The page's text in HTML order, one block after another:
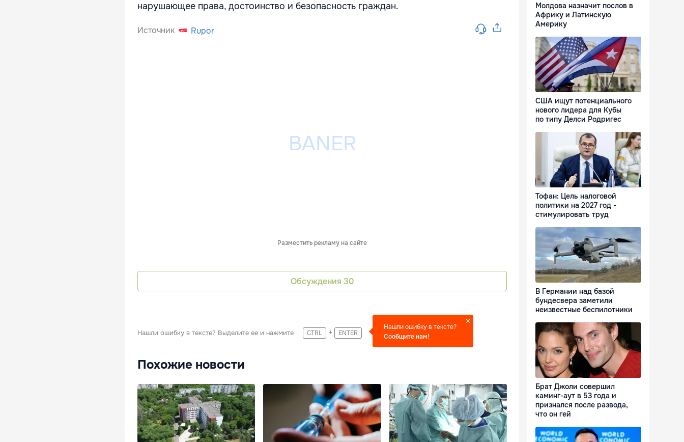
нарушающее права, достоинство и безопасность граждан.
Источник Rupor
Разместить рекламу на сайте
Обсуждения 30
Нашли ошибку в тексте? Выделите ее и нажмите CTRL + ENTER
Нашли ошибку в тексте?
Сообщите нам!
Похожие новости
Молдова назначит послов в
Африку и Латинскую
Америку
США ищут потенциального
нового лидера для Кубы
по типу Делси Родригес
Тофан: Цель налоговой
политики на 2027 год -
стимулировать труд
В Германии над базой
бундесвера заметили
неизвестные беспилотники
Брат Джоли совершил
каминг-аут в 53 года и
признался после развода,
что он гей